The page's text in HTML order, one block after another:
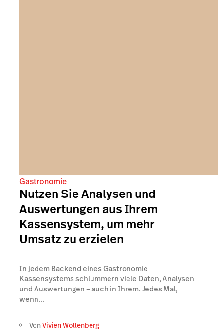
Gastronomie
Nutzen Sie Analysen und
Auswertungen aus Ihrem
Kassensystem, um mehr
Umsatz zu erzielen
In jedem Backend eines Gastronomie
Kassensystems schlummern viele Daten, Analysen
und Auswertungen – auch in Ihrem. Jedes Mal,
wenn...
VonVivien Wollenberg